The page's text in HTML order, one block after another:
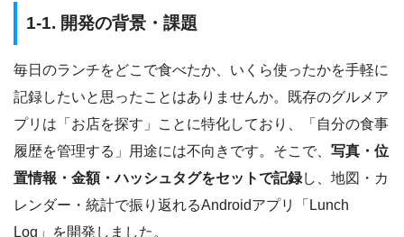
1-1. 開発の背景・課題
毎日のランチをどこで食べたか、いくら使ったかを手軽に
記録したいと思ったことはありませんか。既存のグルメア
プリは「お店を探す」ことに特化しており、「自分の食事
履歴を管理する」用途には不向きです。そこで、 写真・位
置情報・金額・ハッシュタグをセットで記録し、地図・カ
レンダー・統計で振り返れるAndroidアプリ「Lunch
Log」を開発しました。